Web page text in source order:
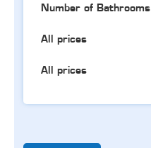
Number of Bathrooms
All prices
All prices